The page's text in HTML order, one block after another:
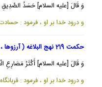
وَ قَالَ [عليه السلام] حَسَدُ
و درود خدا بر او ، فرمود :
حکمت 219 نهج البلاغه ( آرزوها ، آفت اندیشه )
وَ قَالَ [عليه السلام] أَكْثَرُ
و درود خدا بر او ، فرمود :